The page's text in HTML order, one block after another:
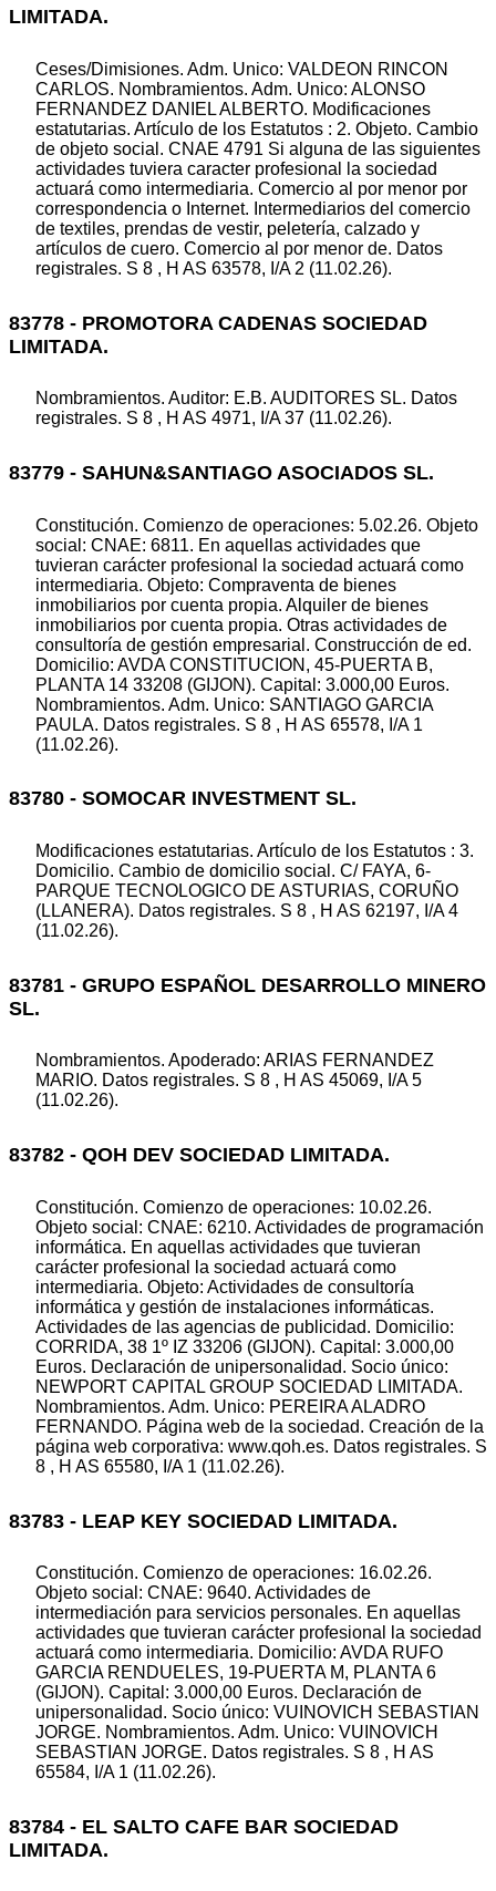
LIMITADA.
Ceses/Dimisiones. Adm. Unico: VALDEON RINCON
CARLOS. Nombramientos. Adm. Unico: ALONSO
FERNANDEZ DANIEL ALBERTO. Modificaciones
estatutarias. Artículo de los Estatutos : 2. Objeto. Cambio
de objeto social. CNAE 4791 Si alguna de las siguientes
actividades tuviera caracter profesional la sociedad
actuará como intermediaria. Comercio al por menor por
correspondencia o Internet. Intermediarios del comercio
de textiles, prendas de vestir, peletería, calzado y
artículos de cuero. Comercio al por menor de. Datos
registrales. S 8 , H AS 63578, I/A 2 (11.02.26).
83778 - PROMOTORA CADENAS SOCIEDAD
LIMITADA.
Nombramientos. Auditor: E.B. AUDITORES SL. Datos
registrales. S 8 , H AS 4971, I/A 37 (11.02.26).
83779 - SAHUN&SANTIAGO ASOCIADOS SL.
Constitución. Comienzo de operaciones: 5.02.26. Objeto
social: CNAE: 6811. En aquellas actividades que
tuvieran carácter profesional la sociedad actuará como
intermediaria. Objeto: Compraventa de bienes
inmobiliarios por cuenta propia. Alquiler de bienes
inmobiliarios por cuenta propia. Otras actividades de
consultoría de gestión empresarial. Construcción de ed.
Domicilio: AVDA CONSTITUCION, 45-PUERTA B,
PLANTA 14 33208 (GIJON). Capital: 3.000,00 Euros.
Nombramientos. Adm. Unico: SANTIAGO GARCIA
PAULA. Datos registrales. S 8 , H AS 65578, I/A 1
(11.02.26).
83780 - SOMOCAR INVESTMENT SL.
Modificaciones estatutarias. Artículo de los Estatutos : 3.
Domicilio. Cambio de domicilio social. C/ FAYA, 6-
PARQUE TECNOLOGICO DE ASTURIAS, CORUÑO
(LLANERA). Datos registrales. S 8 , H AS 62197, I/A 4
(11.02.26).
83781 - GRUPO ESPAÑOL DESARROLLO MINERO
SL.
Nombramientos. Apoderado: ARIAS FERNANDEZ
MARIO. Datos registrales. S 8 , H AS 45069, I/A 5
(11.02.26).
83782 - QOH DEV SOCIEDAD LIMITADA.
Constitución. Comienzo de operaciones: 10.02.26.
Objeto social: CNAE: 6210. Actividades de programación
informática. En aquellas actividades que tuvieran
carácter profesional la sociedad actuará como
intermediaria. Objeto: Actividades de consultoría
informática y gestión de instalaciones informáticas.
Actividades de las agencias de publicidad. Domicilio:
CORRIDA, 38 1º IZ 33206 (GIJON). Capital: 3.000,00
Euros. Declaración de unipersonalidad. Socio único:
NEWPORT CAPITAL GROUP SOCIEDAD LIMITADA.
Nombramientos. Adm. Unico: PEREIRA ALADRO
FERNANDO. Página web de la sociedad. Creación de la
página web corporativa: www.qoh.es. Datos registrales. S
8 , H AS 65580, I/A 1 (11.02.26).
83783 - LEAP KEY SOCIEDAD LIMITADA.
Constitución. Comienzo de operaciones: 16.02.26.
Objeto social: CNAE: 9640. Actividades de
intermediación para servicios personales. En aquellas
actividades que tuvieran carácter profesional la sociedad
actuará como intermediaria. Domicilio: AVDA RUFO
GARCIA RENDUELES, 19-PUERTA M, PLANTA 6
(GIJON). Capital: 3.000,00 Euros. Declaración de
unipersonalidad. Socio único: VUINOVICH SEBASTIAN
JORGE. Nombramientos. Adm. Unico: VUINOVICH
SEBASTIAN JORGE. Datos registrales. S 8 , H AS
65584, I/A 1 (11.02.26).
83784 - EL SALTO CAFE BAR SOCIEDAD
LIMITADA.